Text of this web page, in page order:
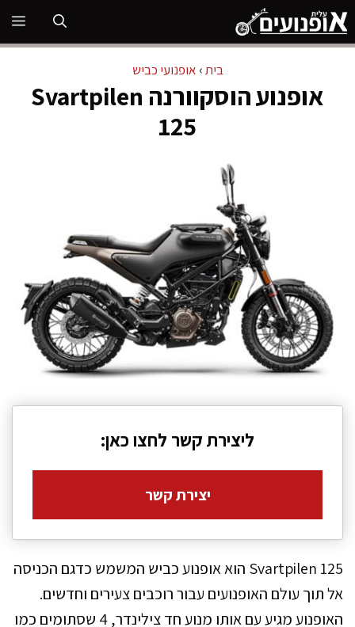
לדלג
לתוכן
בית› אופנועי כביש
אופנוע הוסקוורנה Svartpilen
125
ליצירת קשר לחצו כאן:
יצירת קשר
Svartpilen 125 הוא אופנוע כביש המשמש כדגם הכניסה
אל תוך עולם האופנועים עבור רוכבים צעירים וחדשים.
האופנוע מגיע עם אותו מנוע חד צילינדר, 4 שסתומים כמו